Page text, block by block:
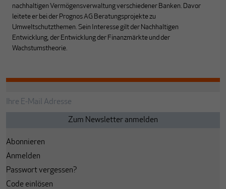
nachhaltigen Vermögensverwaltung verschiedener Banken. Davor
leitete er bei der Prognos AG Beratungsprojekte zu
Umweltschutzthemen. Sein Interesse gilt der Nachhaltigen
Entwicklung, der Entwicklung der Finanzmärkte und der
Wachstumstheorie.
Abonnieren
Anmelden
Passwort vergessen?
Code einlösen